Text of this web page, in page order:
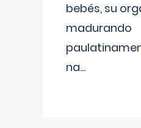
bebés, su
madurando
na...